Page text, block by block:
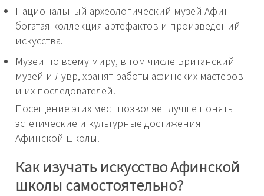
Национальный археологический музей Афин —
богатая коллекция артефактов и произведений
искусства.
Музеи по всему миру, в том числе Британский
музей и Лувр, хранят работы афинских мастеров
и их последователей.
Посещение этих мест позволяет лучше понять
эстетические и культурные достижения
Афинской школы.
Как изучать искусство Афинской
школы самостоятельно?